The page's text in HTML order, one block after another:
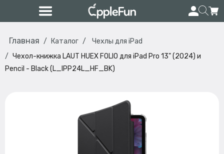
Главная Каталог
Чехлы для iPad
Чехол-книжка LAUT HUEX FOLIO для iPad Pro 13" (2024) и
Pencil - Black (L_IPP24L_HF_BK)